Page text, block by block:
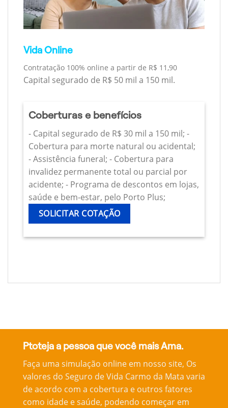
Vida Online
Contratação 100% online a partir de R$ 11,90
Capital segurado de R$ 50 mil a 150 mil.
Coberturas e benefícios
- Capital segurado de R$ 30 mil a 150 mil; -
Cobertura para morte natural ou acidental;
- Assistência funeral; - Cobertura para
invalidez permanente total ou parcial por
acidente; - Programa de descontos em lojas,
saúde e bem-estar, pelo Porto Plus;
SOLICITAR COTAÇÃO
Ptoteja a pessoa que você mais Ama.
Faça uma simulação online em nosso site, Os
valores do Seguro de Vida Carmo da Mata varia
de acordo com a cobertura e outros fatores
como idade e saúde, podendo começar em